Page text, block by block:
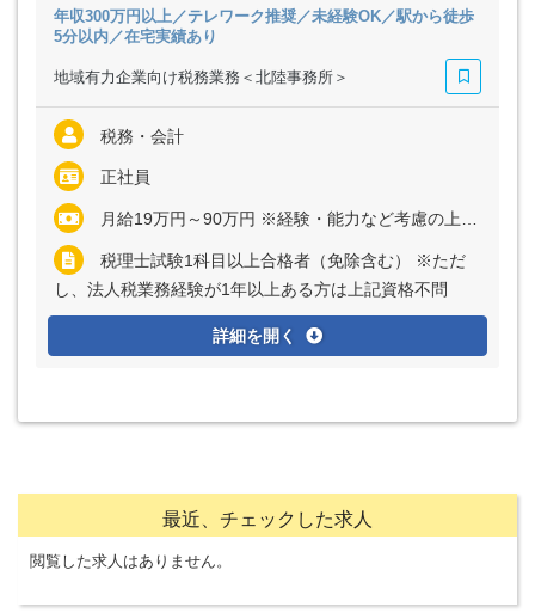
年収300万円以上／テレワーク推奨／未経験OK／駅から徒歩
5分以内／在宅実績あり
地域有力企業向け税務業務＜北陸事務所＞
税務・会計
正社員
月給19万円～90万円 ※経験・能力など考慮の上、決定いたします ※アソシエイト／シニアアソシエイトは残業代全額支給 ※マネジャーまたはシニアマネジャーの場合、管理監督者採用のため残業代支給なし
税理士試験1科目以上合格者（免除含む） ※ただ
し、法人税業務経験が1年以上ある方は上記資格不問
詳細を開く
最近、チェックした求人
閲覧した求人はありません。